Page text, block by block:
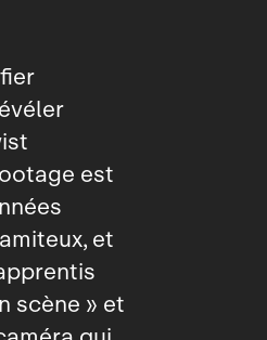
est
et
scène » et